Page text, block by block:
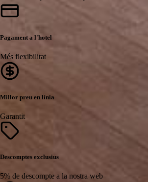
Pagament a l'hotel
Més flexibilitat
Millor preu en línia
Garantit
Descomptes exclusius
5% de descompte a la nostra web